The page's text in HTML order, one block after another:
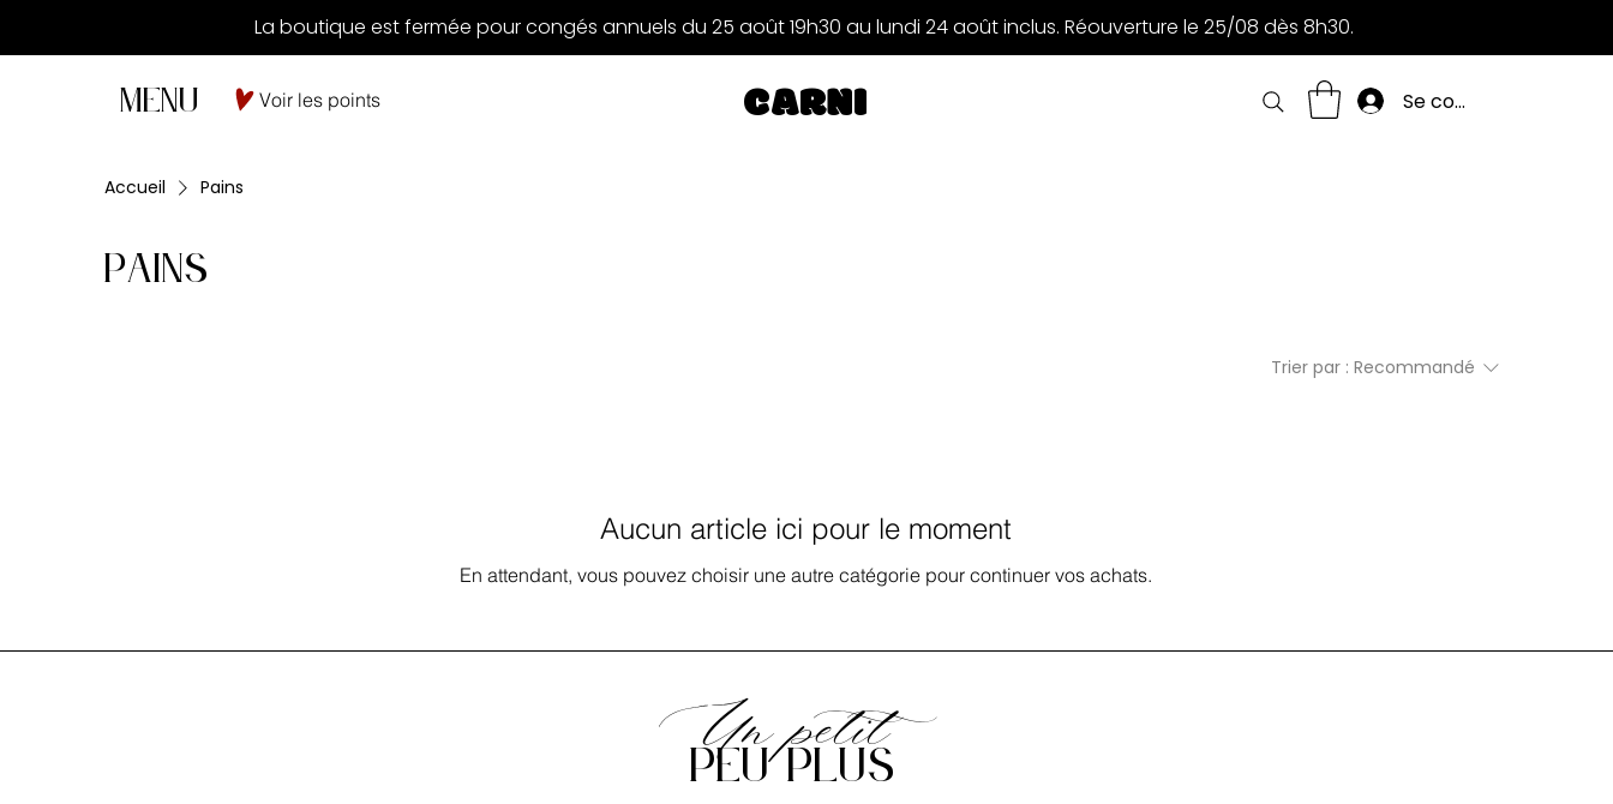
La boutique est fermée pour congés annuels du 25 août 19h30 au lundi 24 août inclus. Réouverture le 25/08 dès 8h30.
MENU Voir les points CARNI Se connecter
Accueil Pains
Pains
Trier par : Recommandé
Aucun article ici pour le moment
En attendant, vous pouvez choisir une autre catégorie pour continuer vos achats.
Un petit
peu plus